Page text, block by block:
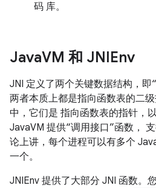
码 库。
JavaVM 和 JNIEnv
JNI 定义了两个关键数据结构，即
两者本质上都是指向函数表的二
中，它们是 指向函数表的指针，
JavaVM 提供“调用接口”函数，
论上讲，每个进程可以有多个
一个。
JNIEnv 提供了大部分 JNI 函数。